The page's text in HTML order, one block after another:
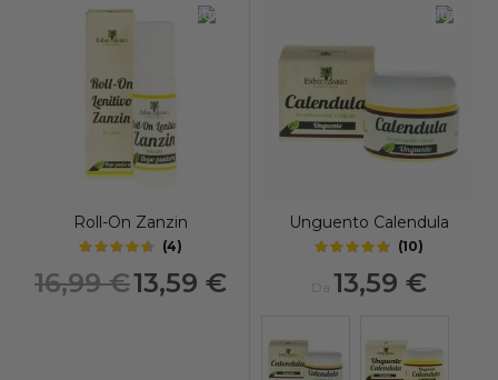
-20%
Roll-On Zanzin
(4)
16,99 € Prezzo
speciale
13,59 €
-20%
Unguento Calendula
(10)
Da 13,59 €